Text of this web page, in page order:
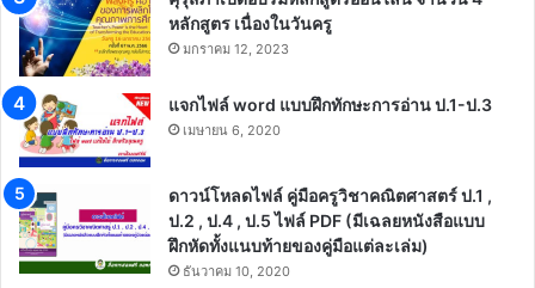
หลักสูตร เนื่องในวันครู
มกราคม 12, 2023
แจกไฟล์ word แบบฝึกทักษะการอ่าน ป.1-ป.3
เมษายน 6, 2020
ดาวน์โหลดไฟล์ คู่มือครูวิชาคณิตศาสตร์ ป.1 ,
ป.2 , ป.4 , ป.5 ไฟล์ PDF (มีเฉลยหนังสือแบบ
ฝึกหัดทั้งแนบท้ายของคู่มือแต่ละเล่ม)
ธันวาคม 10, 2020